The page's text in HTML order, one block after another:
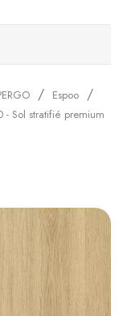
Espoo
- Sol stratifié premium